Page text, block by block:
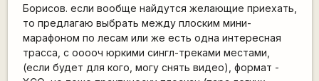
Борисов. если вообще найдутся желающие приехать,
то предлагаю выбрать между плоским мини-
марафоном по лесам или же есть одна интересная
трасса, с ооооч юркими сингл-треками местами,
(если будет для кого, могу снять видео), формат -